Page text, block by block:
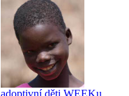
adoptivní děti WEEKu